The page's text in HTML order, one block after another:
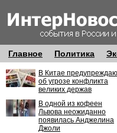
Главное Политика
В Китае
об угрозе конфликта
великих держав
В одной из кофеен
Львова неожиданно
появилась Анджелина
Джоли